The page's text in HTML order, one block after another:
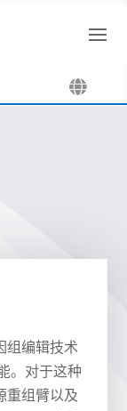

组编辑技术
。对于这种
重组臂以及